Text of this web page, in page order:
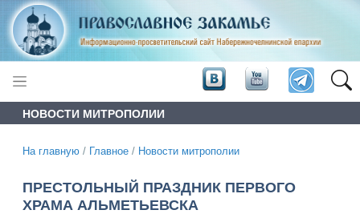
НОВОСТИ МИТРОПОЛИИ
На главную / Главное / Новости митрополии
ПРЕСТОЛЬНЫЙ ПРАЗДНИК ПЕРВОГО
ХРАМА АЛЬМЕТЬЕВСКА